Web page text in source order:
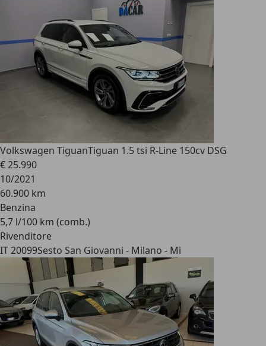
Volkswagen TiguanTiguan 1.5 tsi R-Line 150cv DSG
€ 25.990
10/2021
60.900 km
Benzina
5,7 l/100 km (comb.)
Rivenditore
IT 20099Sesto San Giovanni - Milano - Mi